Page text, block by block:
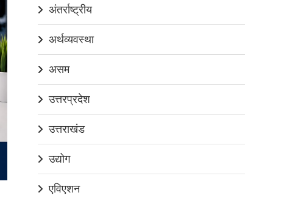
अंतर्राष्ट्रीय
अर्थव्यवस्था
असम
उत्तरप्रदेश
उत्तराखंड
उद्योग
एविएशन